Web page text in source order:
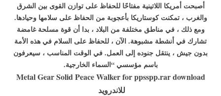
أصبحت أمريكا اللاتينية مفتاحًا للحفاظ على توازن القوى بين الشرق
والغرب ، تمكنت كوستاريكا بأعجوبة من الحفاظ على سلامها وحيادها.
ومع ذلك ، في مناطق مختلفة من البلاد ، بدا أن قوة مسلحة غامضة
تشارك في أنشطة مشبوهة. الآن ، للحفاظ على السلام في هذه الأمة
بدون جيش ، ينتقل جنوده إلى العمل. في الوقت المناسب ، سيعرفون
باسم مؤسسي “السماء الخارجية.
Metal Gear Solid Peace Walker for ppsspp.rar download
للاندرويد